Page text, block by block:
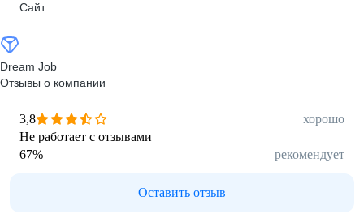
Сайт
Dream Job
Отзывы о компании
3,8
хорошо
Не работает с отзывами
67% рекомендует
Оставить отзыв